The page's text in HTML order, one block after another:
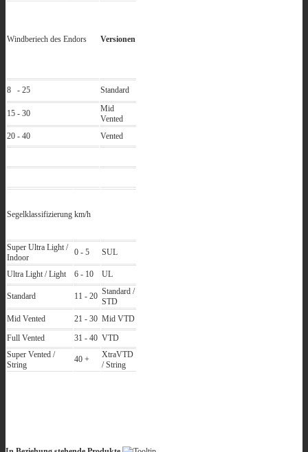
Windberiech des Endors Versionen
8 - 25 Standard
15 - 30
Mid
Vented
20 - 40
Vented
Segelklassifizierung km/h
Super Ultra Light /
Indoor
0 - 5 SUL
Ultra Light / Light 6 - 10 UL
Standard 11 - 20 Standard /
STD
Mid Vented
21 - 30 Mid VTD
Full Vented
31 - 40 VTD
Super Vented /
String
40 +
XtraVTD
/ String